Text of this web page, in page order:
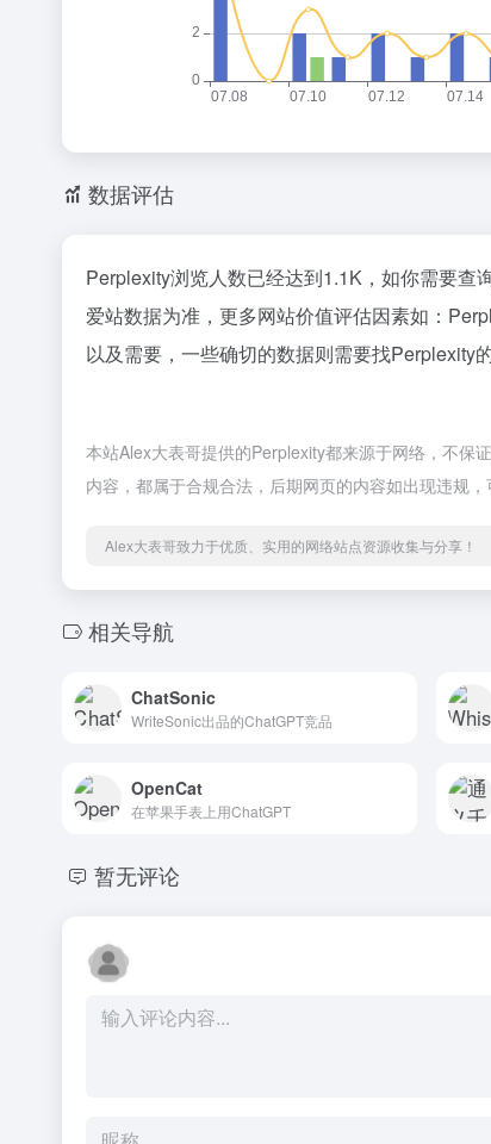
数据评估
Perplexity浏览人数已经达到1.1K，如你需要查
爱站数据为准，更多网站价值评估因素如：
以及需要，一些确切的数据则需要找Perplexity
本站Alex大表哥提供的Perplexity都来源于网络，不保
内容，都属于合规合法，后期网页的内容如出现违规
Alex大表哥致力于优质、实用的网络站点资源收集与分享！
相关导航
ChatSonic
WriteSonic出品的ChatGPT竞品
OpenCat
在苹果手表上用ChatGPT
暂无评论